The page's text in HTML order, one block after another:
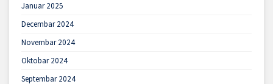
Januar 2025
Decembar 2024
Novembar 2024
Oktobar 2024
Septembar 2024